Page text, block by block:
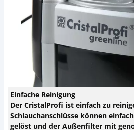
Einfache Reinigung
Der CristalProfi ist einfach zu
Schlauchanschlüsse können
gelöst und der Außenfilter mit